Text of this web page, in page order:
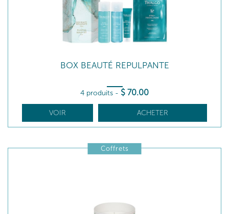
BOX BEAUTÉ REPULPANTE
4 produits - $ 70.00
VOIR ACHETER
Coffrets